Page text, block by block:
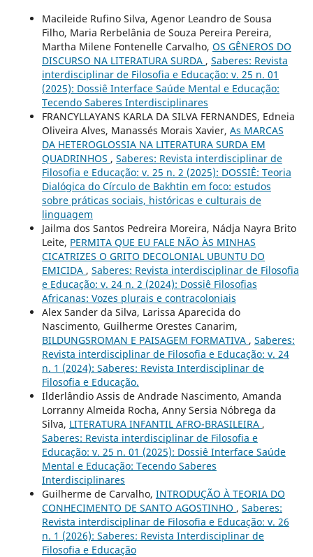
Macileide Rufino Silva, Agenor Leandro de Sousa
Filho, Maria Rerbelânia de Souza Pereira Pereira,
Martha Milene Fontenelle Carvalho, OS GÊNEROS DO
DISCURSO NA LITERATURA SURDA , Saberes: Revista
interdisciplinar de Filosofia e Educação: v. 25 n. 01
(2025): Dossiê Interface Saúde Mental e Educação:
Tecendo Saberes Interdisciplinares
FRANCYLLAYANS KARLA DA SILVA FERNANDES, Edneia
Oliveira Alves, Manassés Morais Xavier, As MARCAS
DA HETEROGLOSSIA NA LITERATURA SURDA EM
QUADRINHOS , Saberes: Revista interdisciplinar de
Filosofia e Educação: v. 25 n. 2 (2025): DOSSIÊ: Teoria
Dialógica do Círculo de Bakhtin em foco: estudos
sobre práticas sociais, históricas e culturais de
linguagem
Jailma dos Santos Pedreira Moreira, Nádja Nayra Brito
Leite, PERMITA QUE EU FALE NÃO ÀS MINHAS
CICATRIZES O GRITO DECOLONIAL UBUNTU DO
EMICIDA , Saberes: Revista interdisciplinar de Filosofia
e Educação: v. 24 n. 2 (2024): Dossiê Filosofias
Africanas: Vozes plurais e contracoloniais
Alex Sander da Silva, Larissa Aparecida do
Nascimento, Guilherme Orestes Canarim,
BILDUNGSROMAN E PAISAGEM FORMATIVA , Saberes:
Revista interdisciplinar de Filosofia e Educação: v. 24
n. 1 (2024): Saberes: Revista Interdisciplinar de
Filosofia e Educação.
Ilderlândio Assis de Andrade Nascimento, Amanda
Lorranny Almeida Rocha, Anny Sersia Nóbrega da
Silva, LITERATURA INFANTIL AFRO-BRASILEIRA ,
Saberes: Revista interdisciplinar de Filosofia e
Educação: v. 25 n. 01 (2025): Dossiê Interface Saúde
Mental e Educação: Tecendo Saberes
Interdisciplinares
Guilherme de Carvalho, INTRODUÇÃO À TEORIA DO
CONHECIMENTO DE SANTO AGOSTINHO , Saberes:
Revista interdisciplinar de Filosofia e Educação: v. 26
n. 1 (2026): Saberes: Revista Interdisciplinar de
Filosofia e Educação